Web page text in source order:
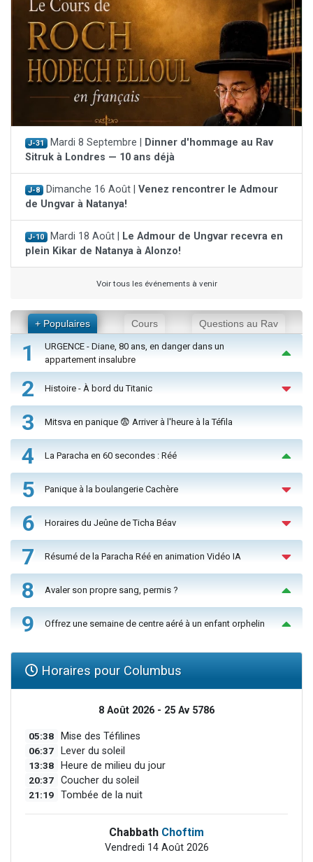
J-31 Mardi 8 Septembre |
Dinner d'hommage au Rav
Sitruk à Londres — 10 ans déjà
J-8 Dimanche 16 Août | Venez rencontrer le Admour
de Ungvar à Natanya!
J-10 Mardi 18 Août |
Le Admour de Ungvar recevra en
plein Kikar de Natanya à Alonzo!
Voir tous les événements à venir
+ Populaires Cours Questions au Rav
1
URGENCE - Diane, 80 ans, en danger dans un
appartement insalubre
2 Histoire - À bord du Titanic
3 Mitsva en panique 😨 Arriver à l'heure à la Téfila
4 La Paracha en 60 secondes : Réé
5 Panique à la boulangerie Cachère
6 Horaires du Jeûne de Ticha Béav
7 Résumé de la Paracha Réé en animation Vidéo IA
8 Avaler son propre sang, permis ?
9 Offrez une semaine de centre aéré à un enfant orphelin
Horaires pour Columbus
8 Août 2026 - 25 Av 5786
05:38 Mise des Téfilines
06:37 Lever du soleil
13:38 Heure de milieu du jour
20:37 Coucher du soleil
21:19 Tombée de la nuit
Chabbath Choftim
Vendredi 14 Août 2026